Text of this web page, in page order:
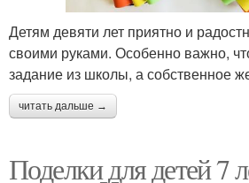
Пластиковые поделки
Детям девяти лет приятно и
своими руками. Особенно важно,
задание из школы, а собственное
читать дальше →
Поделки для детей 7